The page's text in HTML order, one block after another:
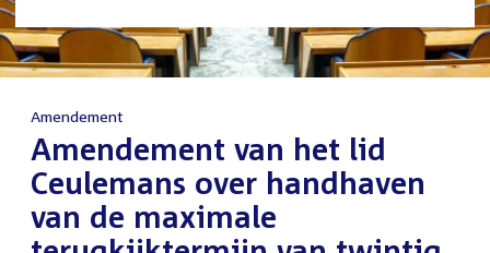
Amendement
Amendement van het lid
Ceulemans over handhaven
van de maximale